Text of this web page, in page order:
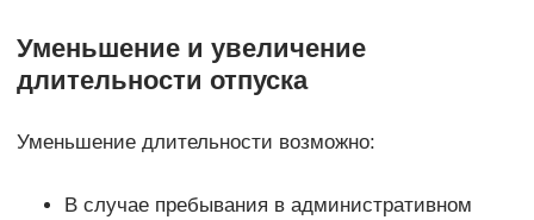
Уменьшение и увеличение
длительности отпуска
Уменьшение длительности возможно:
В случае пребывания в административном